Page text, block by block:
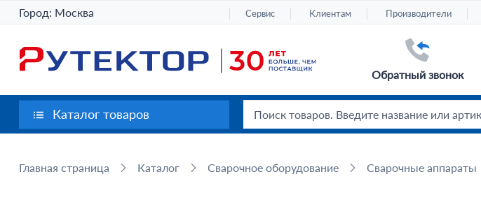
Город: Москва Сервис Клиентам Производители
Обратный звонок
Каталог товаров
Главная страница Каталог Сварочное оборудование Сварочные аппараты